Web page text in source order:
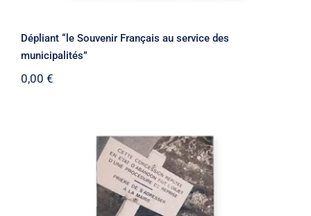
Dépliant “le Souvenir Français au service des
municipalités”
0,00 €